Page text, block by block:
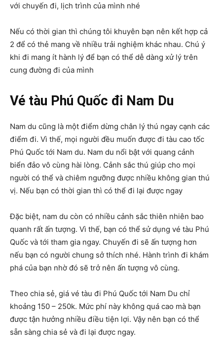
với chuyến đi, lịch trình của mình nhé
Nếu có thời gian thì chúng tôi khuyên bạn nên kết hợp cả
2 để có thẻ mang về nhiều trải nghiệm khác nhau. Chú ý
khi đi mang ít hành lý để bạn có thể dễ dàng xử lý trên
cung đường đi của mình
Vé tàu Phú Quốc đi Nam Du
Nam du cũng là một điểm dừng chân lý thú ngay cạnh các
điểm đi. Vì thế, mọi người đều muốn được đi tàu cao tốc
Phú Quốc tới Nam du. Nam du nổi bật với quang cảnh
biển đảo vô cùng hài lòng. Cảnh sắc thú giúp cho mọi
người có thể và chiêm ngưỡng được nhiều không gian thú
vị. Nếu bạn có thời gian thì có thể đi lại được ngay
Đặc biệt, nam du còn có nhiều cảnh sắc thiên nhiên bao
quanh rất ấn tượng. Vì thế, bạn có thể sử dụng vé tàu Phú
Quốc và tới tham gia ngay. Chuyến đi sẽ ấn tượng hơn
nếu bạn có người chung sở thích nhé. Hành trình đi khám
phá của bạn nhờ đó sẽ trở nên ấn tượng vô cùng.
Theo chia sẻ, giá vé tàu đi Phú Quốc tới Nam Du chỉ
khoảng 150 – 250k. Mức phí này không quá cao mà bạn
được tận hưởng nhiều điều tiện lợi. Vậy nên bạn có thể
sẵn sàng chia sẻ và đi lại được ngay.